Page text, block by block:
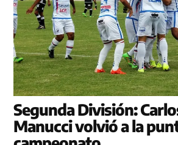
Segunda División:
Manucci volvió a la